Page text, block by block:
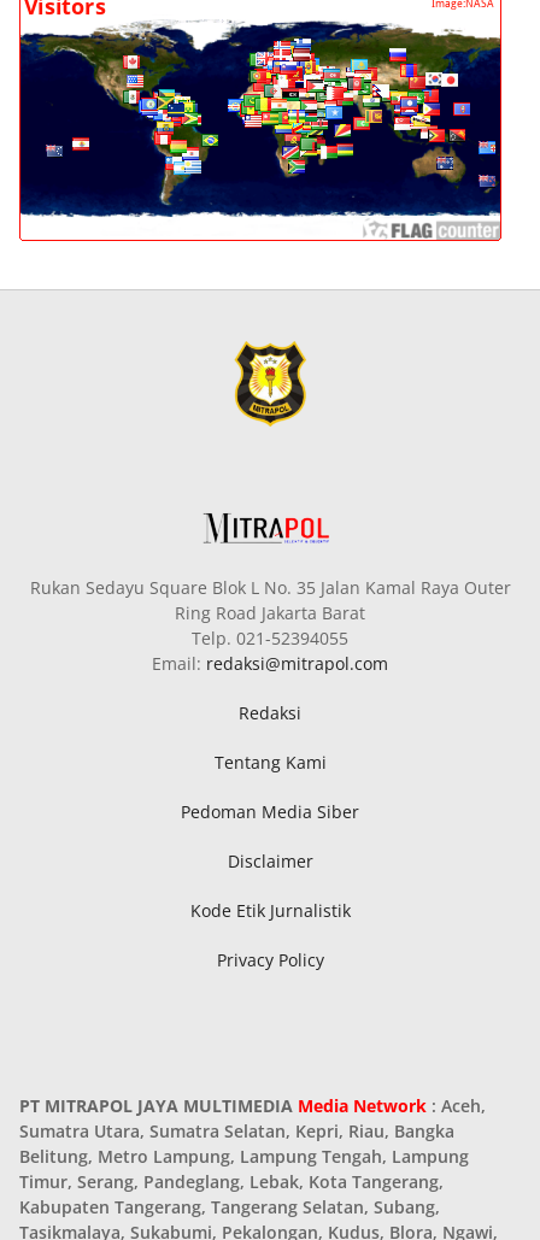
Rukan Sedayu Square Blok L No. 35 Jalan Kamal Raya Outer
Ring Road Jakarta Barat
Telp. 021-52394055
Email: redaksi@mitrapol.com
Redaksi
Tentang Kami
Pedoman Media Siber
Disclaimer
Kode Etik Jurnalistik
Privacy Policy
PT MITRAPOL JAYA MULTIMEDIA Media Network : Aceh,
Sumatra Utara, Sumatra Selatan, Kepri, Riau, Bangka
Belitung, Metro Lampung, Lampung Tengah, Lampung
Timur, Serang, Pandeglang, Lebak, Kota Tangerang,
Kabupaten Tangerang, Tangerang Selatan, Subang,
Tasikmalaya, Sukabumi, Pekalongan, Kudus, Blora, Ngawi,